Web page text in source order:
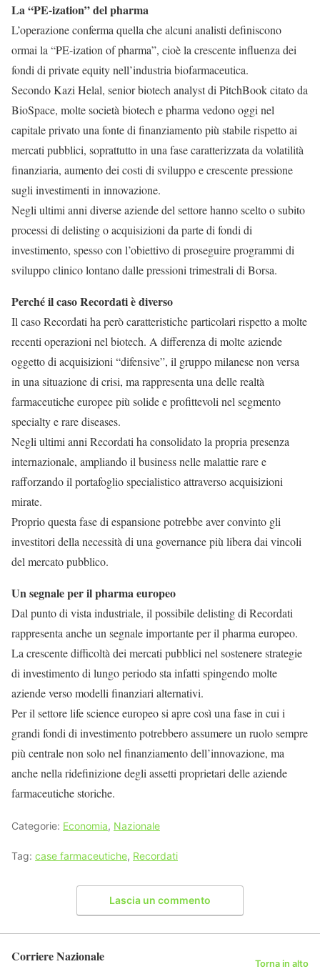
La “PE-ization” del pharma
L’operazione conferma quella che alcuni analisti definiscono
ormai la “PE-ization of pharma”, cioè la crescente influenza dei
fondi di private equity nell’industria biofarmaceutica.
Secondo Kazi Helal, senior biotech analyst di PitchBook citato da
BioSpace, molte società biotech e pharma vedono oggi nel
capitale privato una fonte di finanziamento più stabile rispetto ai
mercati pubblici, soprattutto in una fase caratterizzata da volatilità
finanziaria, aumento dei costi di sviluppo e crescente pressione
sugli investimenti in innovazione.
Negli ultimi anni diverse aziende del settore hanno scelto o subito
processi di delisting o acquisizioni da parte di fondi di
investimento, spesso con l’obiettivo di proseguire programmi di
sviluppo clinico lontano dalle pressioni trimestrali di Borsa.
Perché il caso Recordati è diverso
Il caso Recordati ha però caratteristiche particolari rispetto a molte
recenti operazioni nel biotech. A differenza di molte aziende
oggetto di acquisizioni “difensive”, il gruppo milanese non versa
in una situazione di crisi, ma rappresenta una delle realtà
farmaceutiche europee più solide e profittevoli nel segmento
specialty e rare diseases.
Negli ultimi anni Recordati ha consolidato la propria presenza
internazionale, ampliando il business nelle malattie rare e
rafforzando il portafoglio specialistico attraverso acquisizioni
mirate.
Proprio questa fase di espansione potrebbe aver convinto gli
investitori della necessità di una governance più libera dai vincoli
del mercato pubblico.
Un segnale per il pharma europeo
Dal punto di vista industriale, il possibile delisting di Recordati
rappresenta anche un segnale importante per il pharma europeo.
La crescente difficoltà dei mercati pubblici nel sostenere strategie
di investimento di lungo periodo sta infatti spingendo molte
aziende verso modelli finanziari alternativi.
Per il settore life science europeo si apre così una fase in cui i
grandi fondi di investimento potrebbero assumere un ruolo sempre
più centrale non solo nel finanziamento dell’innovazione, ma
anche nella ridefinizione degli assetti proprietari delle aziende
farmaceutiche storiche.
Categorie: Economia, Nazionale
Tag: case farmaceutiche, Recordati
Lascia un commento
Corriere Nazionale Torna in alto